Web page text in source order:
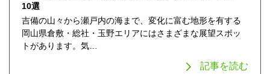
10選
吉備の山々から瀬戸内の海まで、変化に富む地形を有する
岡山県倉敷・総社・玉野エリアにはさまざまな展望スポッ
トがあります。気…
記事を読む